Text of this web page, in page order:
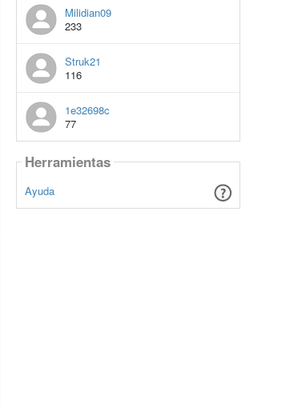
Milidian09
233
Struk21
116
1e32698c
77
Herramientas
Ayuda